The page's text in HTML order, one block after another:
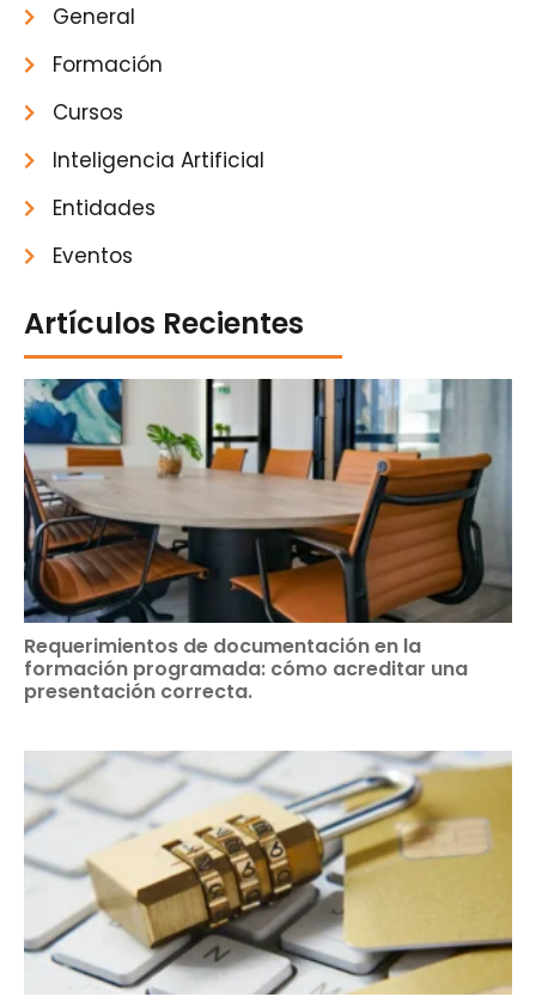
Artículos Recientes
Requerimientos de documentación en la
formación programada: cómo acreditar una
presentación correcta.
General
Formación
Cursos
Inteligencia Artificial
Entidades
Eventos